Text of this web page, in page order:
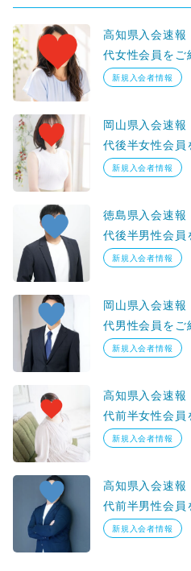
高知県入会速
代女性会員をご
新規入会者情報
岡山県入会速
代後半女性会員
新規入会者情報
徳島県入会速
代後半男性会員
新規入会者情報
岡山県入会速
代男性会員をご
新規入会者情報
高知県入会速
代前半女性会員
新規入会者情報
高知県入会速
代前半男性会員
新規入会者情報